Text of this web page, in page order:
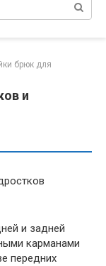
брюк для
и
и задней
карманами
передних